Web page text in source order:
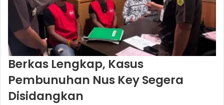
Berkas Lengkap, Kasus
Pembunuhan Nus Key Segera
Disidangkan